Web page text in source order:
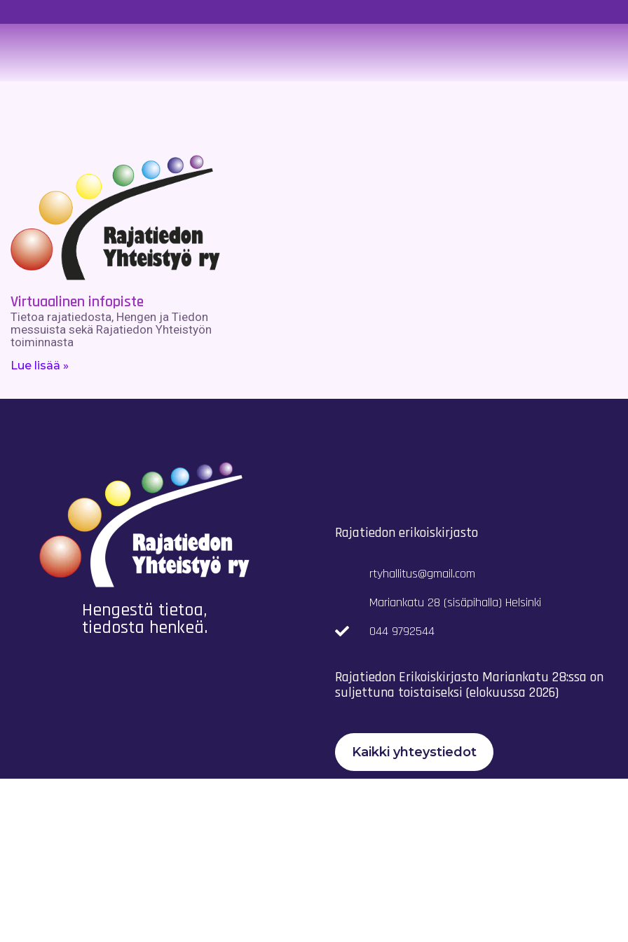
Virtuaalinen infopiste
Tietoa rajatiedosta, Hengen ja Tiedon
messuista sekä Rajatiedon Yhteistyön
toiminnasta
Lue lisää »
Hengestä tietoa,
tiedosta henkeä.
Rajatiedon erikoiskirjasto
rtyhallitus@gmail.com
Mariankatu 28 (sisäpihalla) Helsinki
044 9792544
Rajatiedon Erikoiskirjasto Mariankatu 28:ssa on
suljettuna toistaiseksi (elokuussa 2026)
Kaikki yhteystiedot